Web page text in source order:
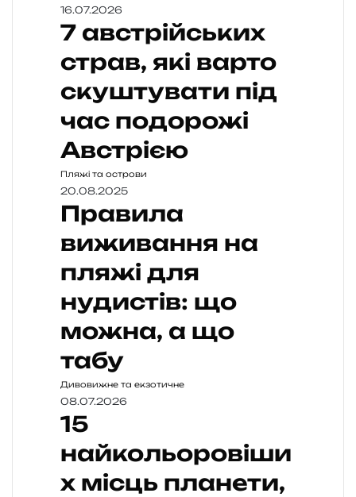
16.07.2026
7 австрійських
страв, які варто
скуштувати під
час подорожі
Австрією
Пляжі та острови
20.08.2025
Правила
виживання на
пляжі для
нудистів: що
можна, а що
табу
Дивовижне та екзотичне
08.07.2026
15
найкольоровіши
х місць планети,